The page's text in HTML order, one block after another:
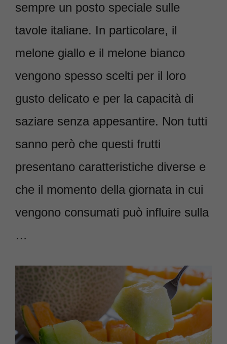
sempre un posto speciale sulle
tavole italiane. In particolare, il
melone giallo e il melone bianco
vengono spesso scelti per il loro
gusto delicato e per la capacità di
saziare senza appesantire. Non tutti
sanno però che questi frutti
presentano caratteristiche diverse e
che il momento della giornata in cui
vengono consumati può influire sulla
…